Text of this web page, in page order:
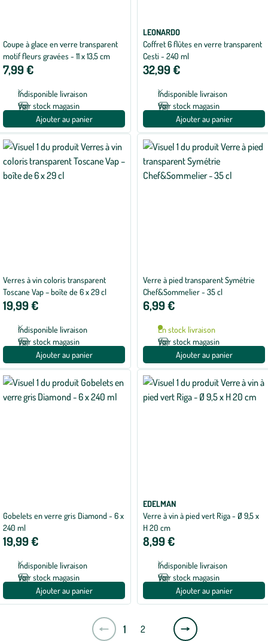
Coupe à glace en verre transparent
motif fleurs gravées - 11 x 13,5 cm
7,99 €
Indisponible livraison
Voir stock magasin
Ajouter au panier
LEONARDO
Coffret 6 flûtes en verre transparent
Cesti - 240 ml
32,99 €
Indisponible livraison
Voir stock magasin
Ajouter au panier
Verres à vin coloris transparent
Toscane Vap – boîte de 6 x 29 cl
19,99 €
Indisponible livraison
Voir stock magasin
Ajouter au panier
Verre à pied transparent Symétrie
Chef&Sommelier - 35 cl
6,99 €
En stock livraison
Voir stock magasin
Ajouter au panier
Gobelets en verre gris Diamond - 6 x
240 ml
19,99 €
Indisponible livraison
Voir stock magasin
Ajouter au panier
EDELMAN
Verre à vin à pied vert Riga - Ø 9,5 x
H 20 cm
8,99 €
Indisponible livraison
Voir stock magasin
Ajouter au panier
1 2
Page
suivante